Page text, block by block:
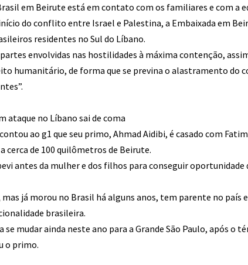
em Beirute está em contato com os familiares e com a
do conflito entre Israel e Palestina, a Embaixada em
residentes no Sul do Líbano.
envolvidas nas hostilidades à máxima contenção,
humanitário, de forma que se previna o alastramento do
ataque no Líbano sai de coma
ao g1 que seu primo, Ahmad Aidibi, é casado com
cerca de 100 quilômetros de Beirute.
antes da mulher e dos filhos para conseguir
já morou no Brasil há alguns anos, tem parente no país
brasileira.
se mudar ainda neste ano para a Grande São Paulo, após o
o primo.